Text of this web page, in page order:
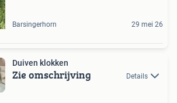
Barsingerhorn 29 mei 26
Duiven klokken
Zie omschrijving Details